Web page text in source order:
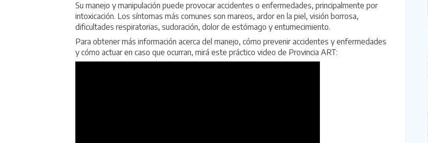
Su manejo y manipulación puede provocar accidentes o enfermedades, principalmente por
intoxicación. Los síntomas más comunes son mareos, ardor en la piel, visión borrosa,
dificultades respiratorias, sudoración, dolor de estómago y entumecimiento.
Para obtener más información acerca del manejo, cómo prevenir accidentes y enfermedades
y cómo actuar en caso que ocurran, mirá este práctico video de Provincia ART: